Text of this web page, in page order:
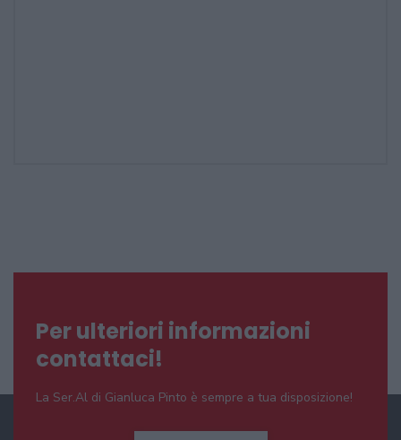
Per ulteriori informazioni
contattaci!
La Ser.Al di Gianluca Pinto è sempre a tua disposizione!